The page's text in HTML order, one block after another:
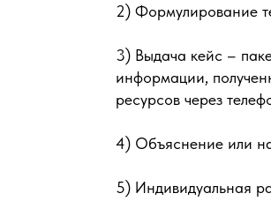
2) Формулирование
3) Выдача кейс –
информации,
ресурсов через
4) Объяснение или
5) Индивидуальная